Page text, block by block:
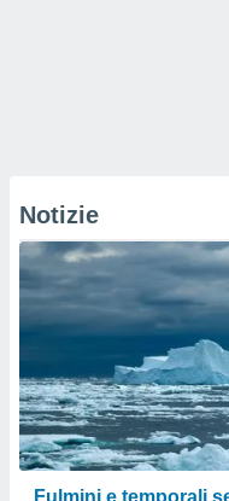
Notizie
Fulmini e temporali